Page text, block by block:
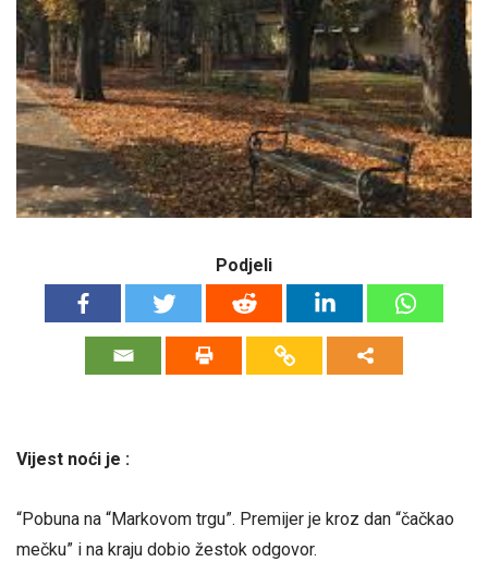
Podjeli
Vijest noći je :
“Pobuna na “Markovom trgu”. Premijer je kroz dan “čačkao
mečku” i na kraju dobio žestok odgovor.